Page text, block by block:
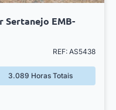
Sertanejo EMB-
REF: AS5438
3.089 Horas Totais